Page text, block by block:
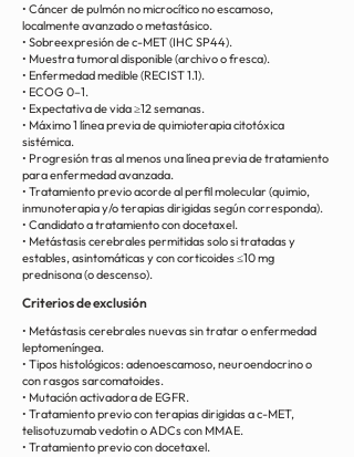
• Cáncer de pulmón no microcítico no escamoso,
localmente avanzado o metastásico.
• Sobreexpresión de c-MET (IHC SP44).
• Muestra tumoral disponible (archivo o fresca).
• Enfermedad medible (RECIST 1.1).
• ECOG 0–1.
• Expectativa de vida ≥12 semanas.
• Máximo 1 línea previa de quimioterapia citotóxica
sistémica.
• Progresión tras al menos una línea previa de tratamiento
para enfermedad avanzada.
• Tratamiento previo acorde al perfil molecular (quimio,
inmunoterapia y/o terapias dirigidas según corresponda).
• Candidato a tratamiento con docetaxel.
• Metástasis cerebrales permitidas solo si tratadas y
estables, asintomáticas y con corticoides ≤10 mg
prednisona (o descenso).
Criterios de exclusión
• Metástasis cerebrales nuevas sin tratar o enfermedad
leptomeníngea.
• Tipos histológicos: adenoescamoso, neuroendocrino o
con rasgos sarcomatoides.
• Mutación activadora de EGFR.
• Tratamiento previo con terapias dirigidas a c-MET,
telisotuzumab vedotin o ADCs con MMAE.
• Tratamiento previo con docetaxel.